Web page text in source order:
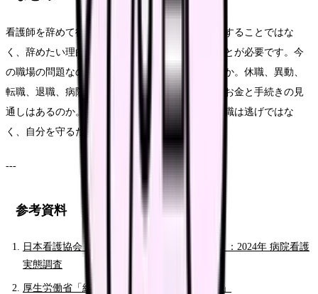
看護師を辞めて後悔しないためには、退職を我慢することではな
く、辞めたい理由を分けて、選択肢を比較することが必要です。今
の職場の問題なのか、看護そのものへの迷いなのか。休職、異動、
転職、退職、病院外、異業種のどれが合うのか。お金と手続きの見
通しはあるのか。ここを確認してから動けば、退職は逃げではな
く、自分を守るための現実的な選択になります。
---
参考資料
日本看護協会 調査研究報告 No.101（2025年）：2024年 病院看護
実態調査
厚生労働省「総合労働相談コーナーのご案内」